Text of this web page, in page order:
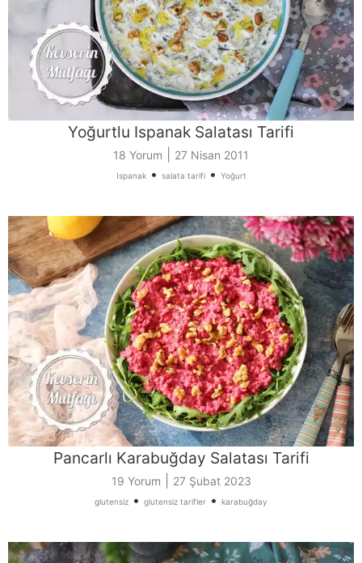
Yoğurtlu Ispanak Salatası Tarifi
18 Yorum 27 Nisan 2011
Ispanak• salata tarifi• Yoğurt
Pancarlı Karabuğday Salatası Tarifi
19 Yorum 27 Şubat 2023
glutensiz • glutensiz tarifler • karabuğday